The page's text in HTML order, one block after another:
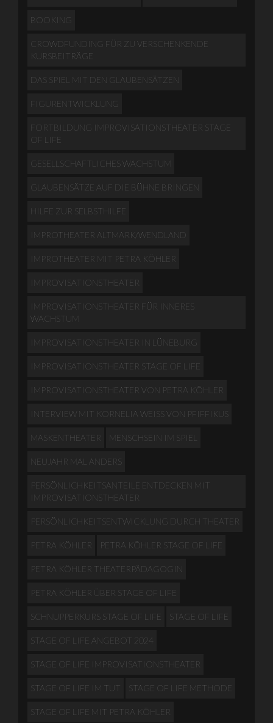
BOOKING
CROWDFUNDING FÜR ZU VERSCHENKENDE
KURSBEITRÄGE
DAS SPIEL MIT DEN GLAUBENSÄTZEN
FIGURENTWICKLUNG
FORTBILDUNG IMPROVISATIONSTHEATER STAGE
OF LIFE
GESELLSCHAFTLICHES WACHSTUM
GLAUBENSÄTZE AUF DIE BÜHNE BRINGEN
HILFE ZUR SELBSTHILFE
IMPROTHEATER ALTMARK/WENDLAND
IMPROTHEATER MIT PETRA KÖHLER
IMPROVISATIONSTHEATER
IMPROVISATIONSTHEATER FÜR INNERES
WACHSTUM
IMPROVISATIONSTHEATER IN LÜNEBURG
IMPROVISATIONSTHEATER STAGE OF LIFE
IMPROVISATIONSTHEATER VON PETRA KÖHLER
INTERVIEW MIT KORNELIA WEISS VON PFIFFIKUS
MASKENTHEATER MENSCHSEIN IM SPIEL
NEUJAHR MAL ANDERS
PERSÖNLICHKEITSANTEILE ENTDECKEN MIT
IMPROVISATIONSTHEATER
PERSÖNLICHKEITSENTWICKLUNG DURCH THEATER
PETRA KÖHLER PETRA KÖHLER STAGE OF LIFE
PETRA KÖHLER THEATERPÄDAGOGIN
PETRA KÖHLER ÜBER STAGE OF LIFE
SCHNUPPERKURS STAGE OF LIFE STAGE OF LIFE
STAGE OF LIFE ANGEBOT 2024
STAGE OF LIFE IMPROVISATIONSTHEATER
STAGE OF LIFE IM TUT STAGE OF LIFE METHODE
STAGE OF LIFE MIT PETRA KÖHLER